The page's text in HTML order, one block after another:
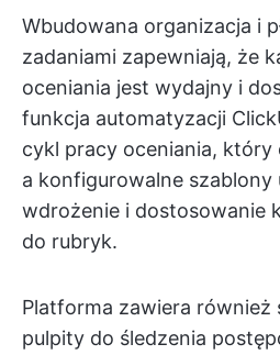
Wbudowana organizacja i
zadaniami zapewniają, że
oceniania jest wydajny i
funkcja automatyzacji
cykl pracy oceniania, który
a konfigurowalne szablony
wdrożenie i dostosowanie
do rubryk.
Platforma zawiera również
pulpity do śledzenia